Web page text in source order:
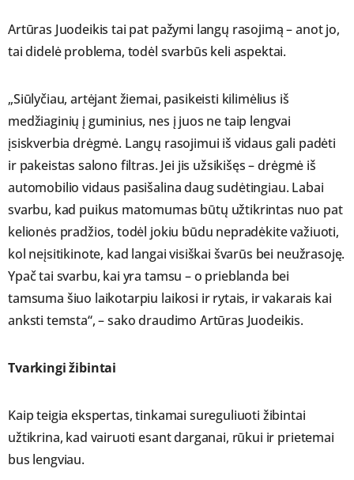
Artūras Juodeikis tai pat pažymi langų rasojimą – anot jo,
tai didelė problema, todėl svarbūs keli aspektai.
„Siūlyčiau, artėjant žiemai, pasikeisti kilimėlius iš
medžiaginių į guminius, nes į juos ne taip lengvai
įsiskverbia drėgmė. Langų rasojimui iš vidaus gali padėti
ir pakeistas salono filtras. Jei jis užsikišęs – drėgmė iš
automobilio vidaus pasišalina daug sudėtingiau. Labai
svarbu, kad puikus matomumas būtų užtikrintas nuo pat
kelionės pradžios, todėl jokiu būdu nepradėkite važiuoti,
kol neįsitikinote, kad langai visiškai švarūs bei neužrasoję.
Ypač tai svarbu, kai yra tamsu – o prieblanda bei
tamsuma šiuo laikotarpiu laikosi ir rytais, ir vakarais kai
anksti temsta“, – sako draudimo Artūras Juodeikis.
Tvarkingi žibintai
Kaip teigia ekspertas, tinkamai sureguliuoti žibintai
užtikrina, kad vairuoti esant darganai, rūkui ir prietemai
bus lengviau.